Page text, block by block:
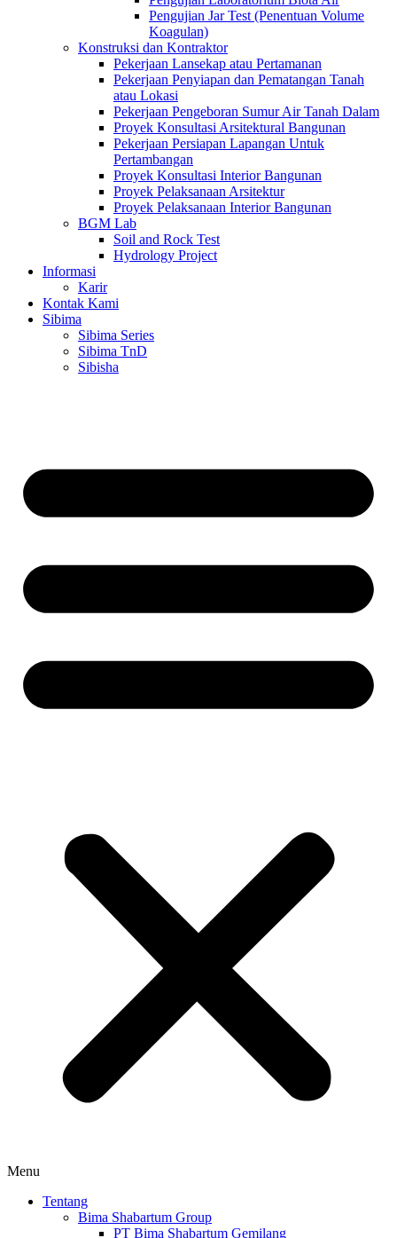
Pengujian Jar Test (Penentuan Volume
Koagulan)
Konstruksi dan Kontraktor
Pekerjaan Lansekap atau Pertamanan
Pekerjaan Penyiapan dan Pematangan Tanah
atau Lokasi
Pekerjaan Pengeboran Sumur Air Tanah Dalam
Proyek Konsultasi Arsitektural Bangunan
Pekerjaan Persiapan Lapangan Untuk
Pertambangan
Proyek Konsultasi Interior Bangunan
Proyek Pelaksanaan Arsitektur
Proyek Pelaksanaan Interior Bangunan
BGM Lab
Soil and Rock Test
Hydrology Project
Informasi
Karir
Kontak Kami
Sibima
Sibima Series
Sibima TnD
Sibisha
Menu
Tentang
Bima Shabartum Group
PT Bima Shabartum Gemilang